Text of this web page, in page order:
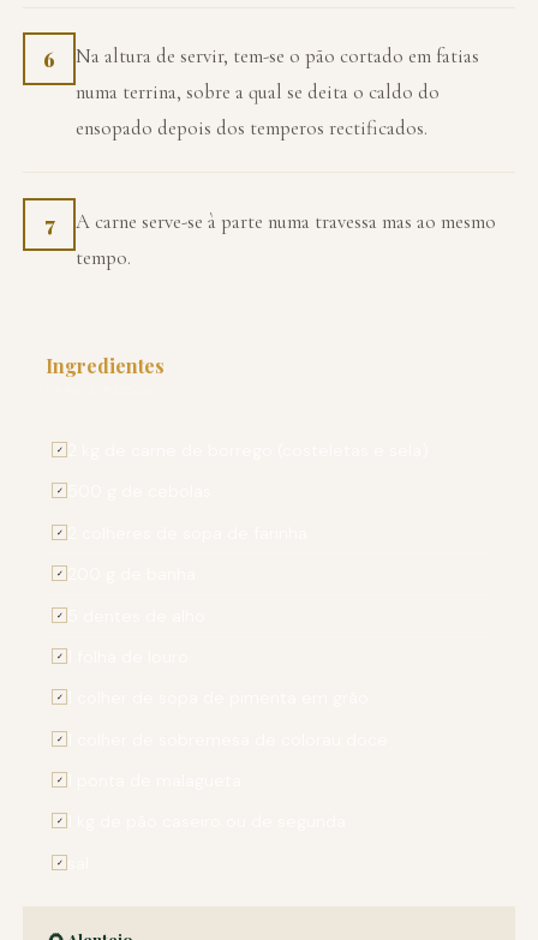
6
Na altura de servir, tem-se o pão cortado em fatias
numa terrina, sobre a qual se deita o caldo do
ensopado depois dos temperos rectificados.
7
A carne serve-se à parte numa travessa mas ao mesmo
tempo.
Ingredientes
✓
✓
✓
✓
✓
✓
✓
✓
✓
✓
✓